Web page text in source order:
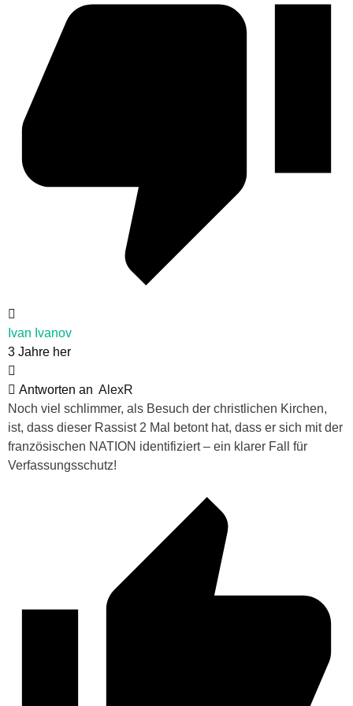
Ivan Ivanov
3 Jahre her
Antworten an AlexR
Noch viel schlimmer, als Besuch der christlichen Kirchen,
ist, dass dieser Rassist 2 Mal betont hat, dass er sich mit der
französischen NATION identifiziert – ein klarer Fall für
Verfassungsschutz!